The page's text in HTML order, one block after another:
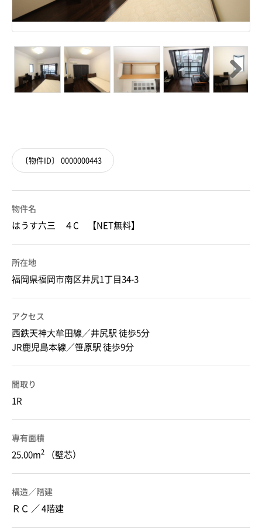
Next
〔物件ID〕 0000000443
物件名
はうす六三 ４C 【NET無料】
所在地
福岡県福岡市南区井尻1丁目34-3
アクセス
西鉄天神大牟田線／井尻駅 徒歩5分
JR鹿児島本線／笹原駅 徒歩9分
間取り
1R
専有面積
25.00m2 （壁芯）
構造／階建
ＲＣ ／ 4階建